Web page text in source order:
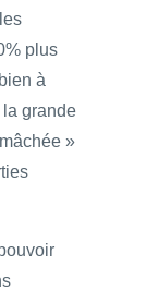
plus
à
la grande
»